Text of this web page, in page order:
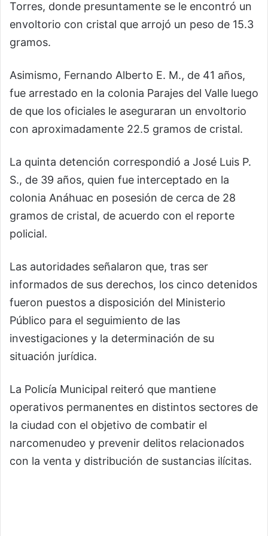
Torres, donde presuntamente se le encontró un
envoltorio con cristal que arrojó un peso de 15.3
gramos.
Asimismo, Fernando Alberto E. M., de 41 años,
fue arrestado en la colonia Parajes del Valle luego
de que los oficiales le aseguraran un envoltorio
con aproximadamente 22.5 gramos de cristal.
La quinta detención correspondió a José Luis P.
S., de 39 años, quien fue interceptado en la
colonia Anáhuac en posesión de cerca de 28
gramos de cristal, de acuerdo con el reporte
policial.
Las autoridades señalaron que, tras ser
informados de sus derechos, los cinco detenidos
fueron puestos a disposición del Ministerio
Público para el seguimiento de las
investigaciones y la determinación de su
situación jurídica.
La Policía Municipal reiteró que mantiene
operativos permanentes en distintos sectores de
la ciudad con el objetivo de combatir el
narcomenudeo y prevenir delitos relacionados
con la venta y distribución de sustancias ilícitas.